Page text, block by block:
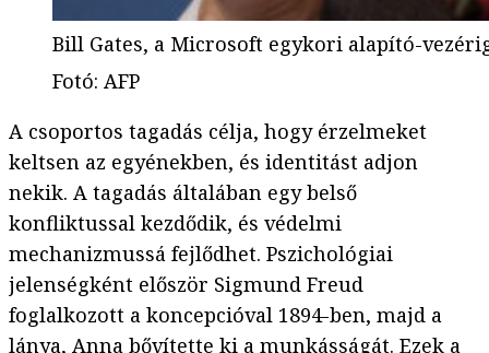
Bill Gates, a Microsoft egykori alapító-
Fotó: AFP
A csoportos tagadás célja, hogy érzelmeket
keltsen az egyénekben, és identitást adjon
nekik. A tagadás általában egy belső
konfliktussal kezdődik, és védelmi
mechanizmussá fejlődhet. Pszichológiai
jelenségként először Sigmund Freud
foglalkozott a koncepcióval 1894-ben, majd a
lánya, Anna bővítette ki a munkásságát. Ezek a